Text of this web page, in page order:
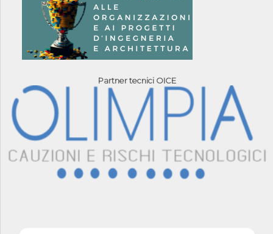
Partner tecnici OICE